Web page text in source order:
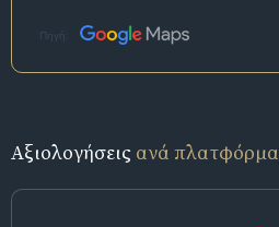
Πηγή:
Αξιολογήσεις ανά πλατφόρμα